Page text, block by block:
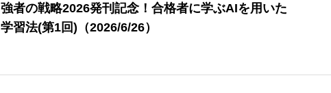
強者の戦略2026発刊記念！合格者に学ぶAIを用いた
学習法(第1回)（2026/6/26）